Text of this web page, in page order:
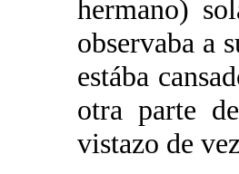
hermano)
observaba a
estába
otra parte
vistazo de